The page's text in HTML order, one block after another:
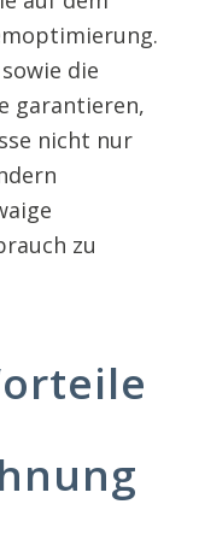
die
garantieren,
nicht nur
zu